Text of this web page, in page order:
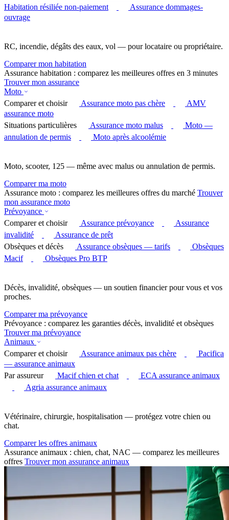
Habitation résiliée non-paiement
Assurance dommages-
ouvrage
RC, incendie, dégâts des eaux, vol — pour locataire ou propriétaire.
Comparer mon habitation
Assurance habitation : comparez les meilleures offres en 3 minutes
Trouver mon assurance
Moto
Comparer et choisir
Assurance moto pas chère
AMV
assurance moto
Situations particulières
Assurance moto malus
Moto —
annulation de permis
Moto après alcoolémie
Moto, scooter, 125 — même avec malus ou annulation de permis.
Comparer ma moto
Assurance moto : comparez les meilleures offres du marché Trouver
mon assurance moto
Prévoyance
Comparer et choisir
Assurance prévoyance
Assurance
invalidité
Assurance de prêt
Obsèques et décès
Assurance obsèques — tarifs
Obsèques
Macif
Obsèques Pro BTP
Décès, invalidité, obsèques — un soutien financier pour vous et vos
proches.
Comparer ma prévoyance
Prévoyance : comparez les garanties décès, invalidité et obsèques
Trouver ma prévoyance
Animaux
Comparer et choisir
Assurance animaux pas chère
Pacifica
— assurance animaux
Par assureur
Macif chien et chat
ECA assurance animaux
Agria assurance animaux
Vétérinaire, chirurgie, hospitalisation — protégez votre chien ou
chat.
Comparer les offres animaux
Assurance animaux : chien, chat, NAC — comparez les meilleures
offres Trouver mon assurance animaux